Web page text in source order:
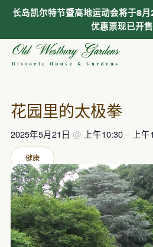
花园里的太极拳
2025年5月21日 @ 上午10:30– 上
健康
长岛凯尔特节暨高地运动会将于8
优惠票现已开售